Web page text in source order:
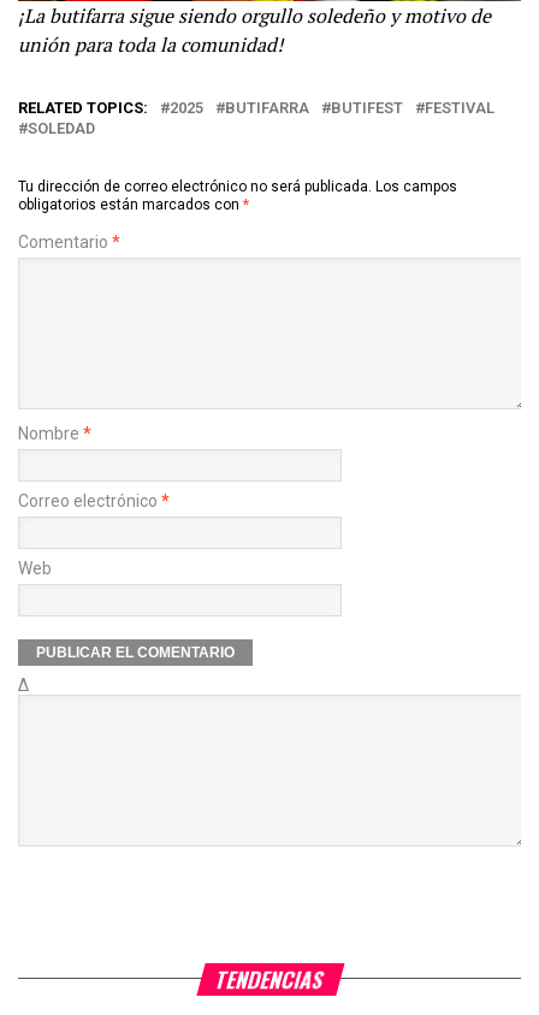
¡La butifarra sigue siendo orgullo soledeño y motivo de
unión para toda la comunidad!
RELATED TOPICS: 2025 BUTIFARRA BUTIFEST
FESTIVAL
SOLEDAD
Tu dirección de correo electrónico no será publicada. Los campos
obligatorios están marcados con *
Comentario *
Nombre *
Correo electrónico *
Web
Δ
TENDENCIAS